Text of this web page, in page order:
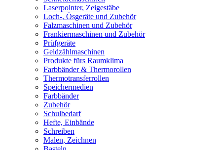
Laserpointer, Zeigestäbe
Loch-, Ösgeräte und Zubehör
Falzmaschinen und Zubehör
Frankiermaschinen und Zubehör
Prüfgeräte
Geldzählmaschinen
Produkte fürs Raumklima
Farbbänder & Thermorollen
Thermotransferrollen
Speichermedien
Farbbänder
Zubehör
Schulbedarf
Hefte, Einbände
Schreiben
Malen, Zeichnen